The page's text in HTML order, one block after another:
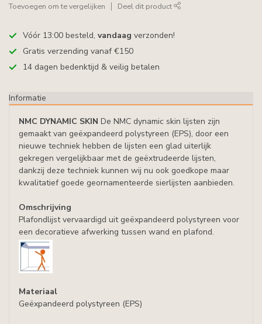
Toevoegen om te vergelijken Deel dit product
Vóór 13:00 besteld, vandaag verzonden!
Gratis verzending vanaf €150
14 dagen bedenktijd & veilig betalen
Informatie
NMC DYNAMIC SKIN De NMC dynamic skin lijsten zijn
gemaakt van geëxpandeerd polystyreen (EPS), door een
nieuwe techniek hebben de lijsten een glad uiterlijk
gekregen vergelijkbaar met de geëxtrudeerde lijsten,
dankzij deze techniek kunnen wij nu ook goedkope maar
kwalitatief goede geornamenteerde sierlijsten aanbieden.
Omschrijving
Plafondlijst vervaardigd uit geëxpandeerd polystyreen voor
een decoratieve afwerking tussen wand en plafond.
Materiaal
Geëxpandeerd polystyreen (EPS)